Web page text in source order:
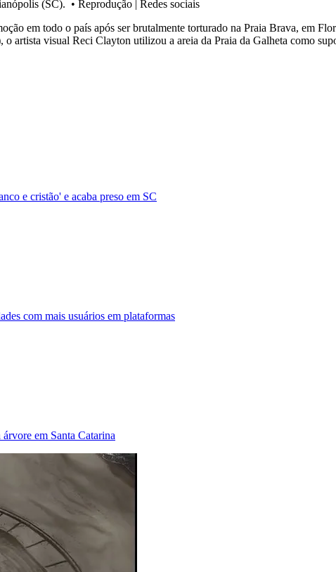
(SC). • Reprodução | Redes sociais
em todo o país após ser brutalmente torturado na Praia Brava, em
artista visual Reci Clayton utilizou a areia da Praia da Galheta como
e cristão' e acaba preso em SC
com mais usuários em plataformas
em Santa Catarina